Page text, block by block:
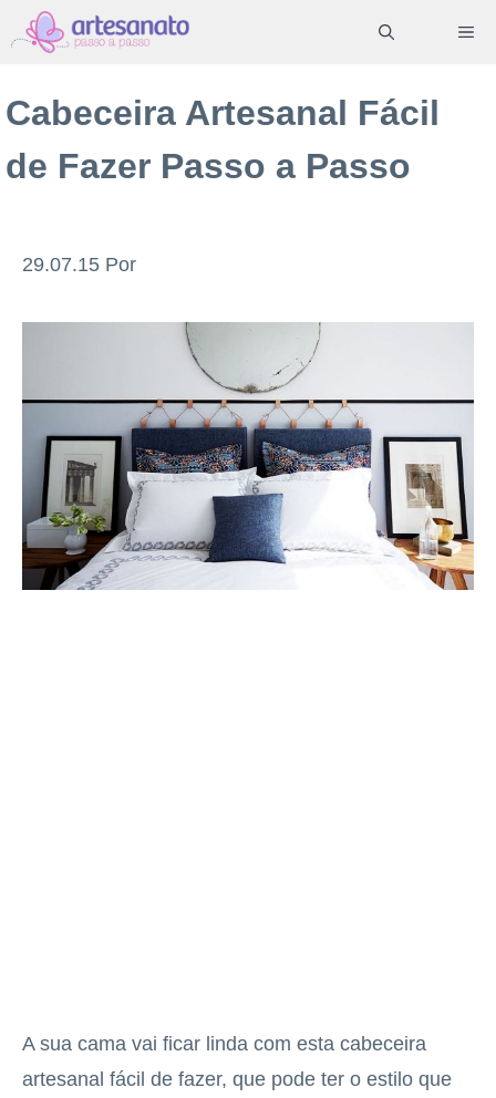
Pular
para
conteúdo
Cabeceira Artesanal Fácil
de Fazer Passo a Passo
29.07.15 Por
A sua cama vai ficar linda com esta cabeceira
artesanal fácil de fazer, que pode ter o estilo que